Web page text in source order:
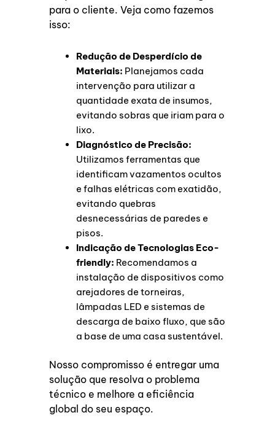
para o cliente. Veja como fazemos
isso:
Redução de Desperdício de
Materiais: Planejamos cada
intervenção para utilizar a
quantidade exata de insumos,
evitando sobras que iriam para o
lixo.
Diagnóstico de Precisão:
Utilizamos ferramentas que
identificam vazamentos ocultos
e falhas elétricas com exatidão,
evitando quebras
desnecessárias de paredes e
pisos.
Indicação de Tecnologias Eco-
friendly: Recomendamos a
instalação de dispositivos como
arejadores de torneiras,
lâmpadas LED e sistemas de
descarga de baixo fluxo, que são
a base de uma casa sustentável.
Nosso compromisso é entregar uma
solução que resolva o problema
técnico e melhore a eficiência
global do seu espaço.